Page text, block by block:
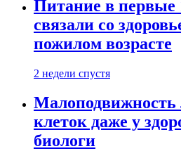
Питание в первые
связали со
пожилом возрасте
2 недели спустя
клеток даже у
биологи